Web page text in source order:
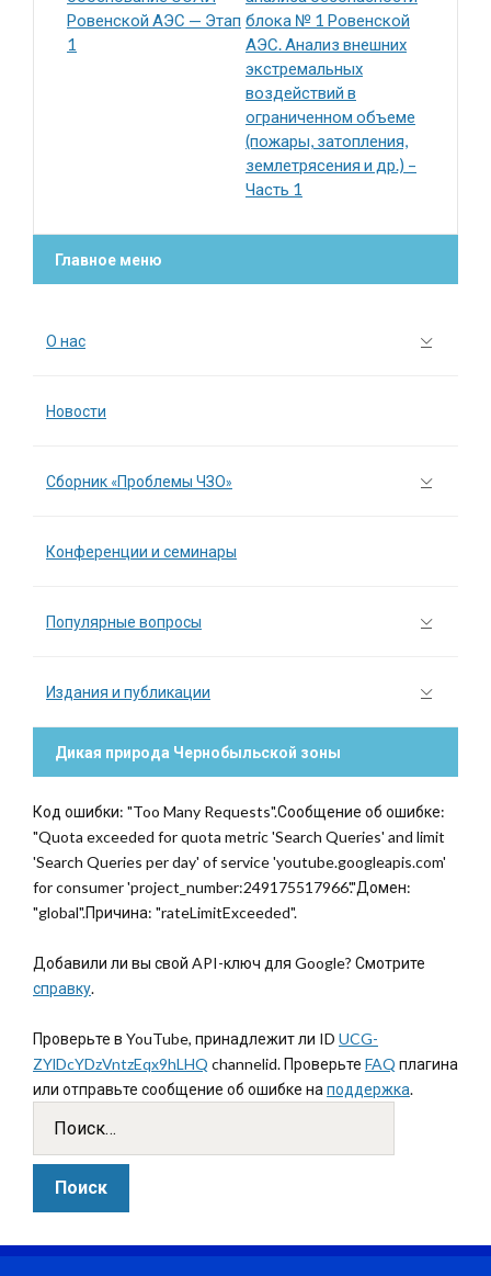
Ровенской АЭС — Этап
1
блока № 1 Ровенской
АЭС. Анализ внешних
экстремальных
воздействий в
ограниченном объеме
(пожары, затопления,
землетрясения и др.) –
Часть 1
Главное меню
О нас
Новости
Сборник «Проблемы ЧЗО»
Конференции и семинары
Популярные вопросы
Издания и публикации
Дикая природа Чернобыльской зоны
Код ошибки: "Too Many Requests".Сообщение об ошибке:
"Quota exceeded for quota metric 'Search Queries' and limit
'Search Queries per day' of service 'youtube.googleapis.com'
for consumer 'project_number:249175517966'."Домен:
"global".Причина: "rateLimitExceeded".
Добавили ли вы свой API-ключ для Google? Смотрите
справку.
Проверьте в YouTube, принадлежит ли ID UCG-
ZYlDcYDzVntzEqx9hLHQ channelid. Проверьте FAQ плагина
или отправьте сообщение об ошибке на поддержка.